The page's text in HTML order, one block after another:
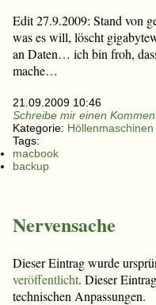
Edit 27.9.2009: Stand von
was es will, löscht
an Daten… ich bin froh,
mache…
21.09.2009 10:46
Schreibe mir einen
Kategorie: Höllenmaschinen
Tags:
macbook
backup
Nervensache
Dieser Eintrag wurde
veröffentlicht. Dieser
technischen Anpassungen.